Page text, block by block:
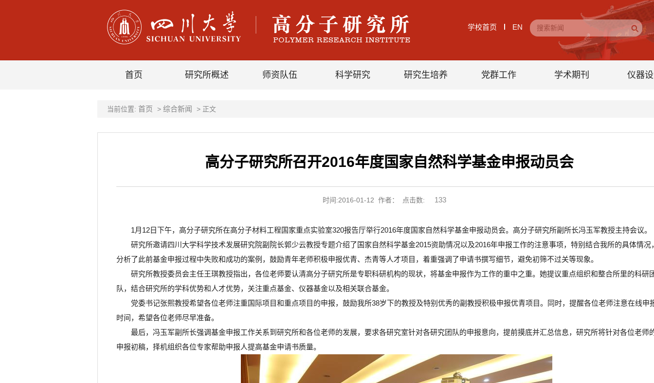
学校首页 EN
首页 研究所概述 师资队伍 科学研究 研究生培养 党群工作 学术期刊 仪器
当前位置: 首页 > 综合新闻 > 正文
高分子研究所召开2016年度国家自然科学基金申报动员会
时间:2016-01-12 作者： 点击数: 133
1月12日下午，高分子研究所在高分子材料工程国家重点实验室320报告厅举行2016年度国家自然科学基金申报动员会。高分子研究所副所长冯玉军教授主持会议。
研究所邀请四川大学科学技术发展研究院副院长郭少云教授专题介绍了国家自然科学基金2015资助情况以及2016年申报工作的注意事项，特别结合我所的具体情况
分析了此前基金申报过程中失败和成功的案例，鼓励青年老师积极申报优青、杰青等人才项目，着重强调了申请书撰写细节，避免初筛不过关等现象。
研究所教授委员会主任王琪教授指出，各位老师要认清高分子研究所是专职科研机构的现状，将基金申报作为工作的重中之重。她提议重点组织和整合所里的科研
队，结合研究所的学科优势和人才优势，关注重点基金、仪器基金以及相关联合基金。
党委书记张熙教授希望各位老师注重国际项目和重点项目的申报，鼓励我所38岁下的教授及特别优秀的副教授积极申报优青项目。同时，提醒各位老师注意在线申
时间，希望各位老师尽早准备。
最后，冯玉军副所长强调基金申报工作关系到研究所和各位老师的发展，要求各研究室针对各研究团队的申报意向，提前摸底并汇总信息，研究所将针对各位老师
申报初稿，择机组织各位专家帮助申报人提高基金申请书质量。